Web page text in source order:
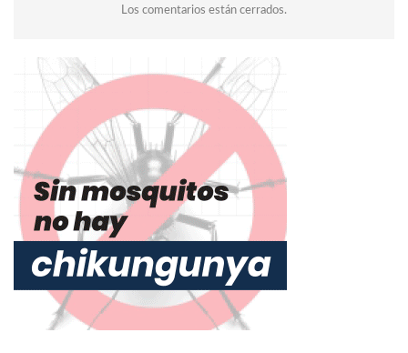
Los comentarios están cerrados.